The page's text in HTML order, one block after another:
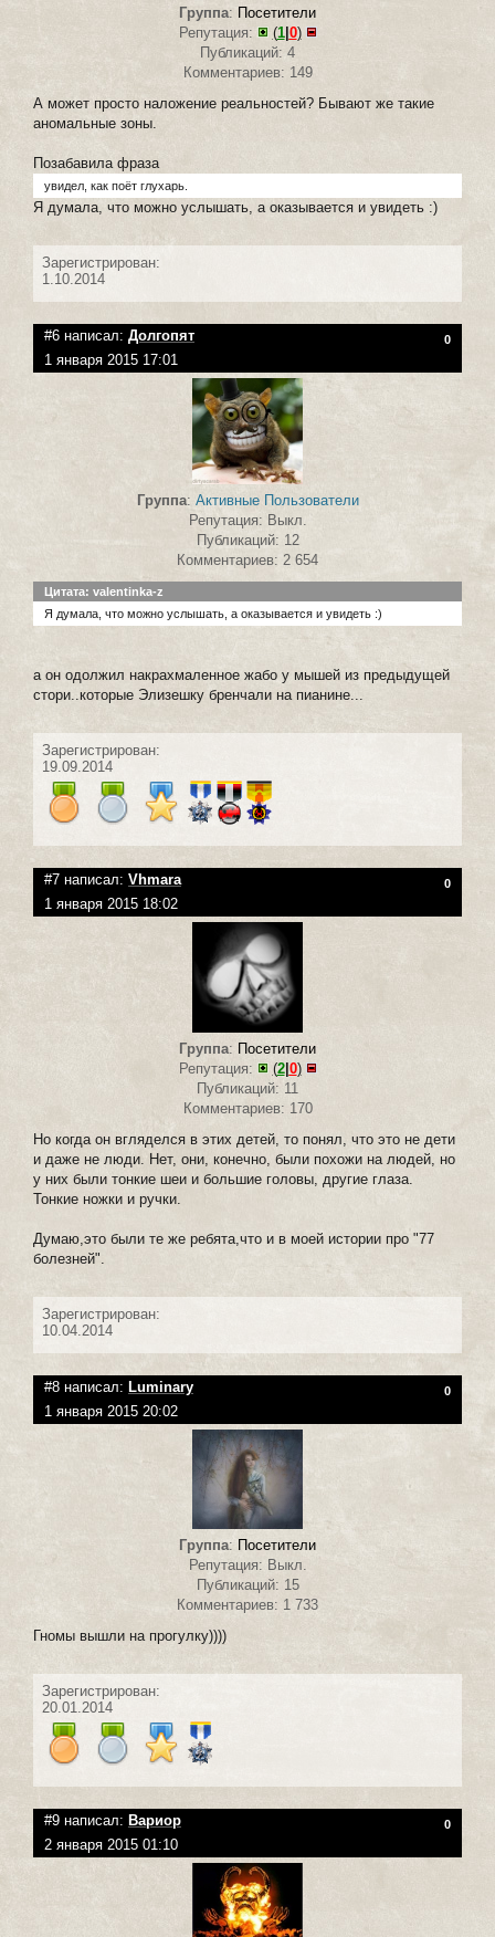
Группа: Посетители
Репутация:
(1| 0)
Публикаций: 4
Комментариев: 149
А может просто наложение реальностей? Бывают же такие
аномальные зоны.
Позабавила фраза
увидел, как поёт глухарь.
Я думала, что можно услышать, а оказывается и увидеть :)
Зарегистрирован:
1.10.2014
#6 написал: Долгопят 0
1 января 2015 17:01
Группа: Активные Пользователи
Репутация: Выкл.
Публикаций: 12
Комментариев: 2 654
Цитата: valentinka-z
Я думала, что можно услышать, а оказывается и увидеть :)
а он одолжил накрахмаленное жабо у мышей из предыдущей
стори..которые Элизешку бренчали на пианине...
Зарегистрирован:
19.09.2014
#7 написал: Vhmara 0
1 января 2015 18:02
Группа: Посетители
Репутация:
(2| 0)
Публикаций: 11
Комментариев: 170
Но когда он вгляделся в этих детей, то понял, что это не дети
и даже не люди. Нет, они, конечно, были похожи на людей, но
у них были тонкие шеи и большие головы, другие глаза.
Тонкие ножки и ручки.
Думаю,это были те же ребята,что и в моей истории про "77
болезней".
Зарегистрирован:
10.04.2014
#8 написал: Luminary 0
1 января 2015 20:02
Группа: Посетители
Репутация: Выкл.
Публикаций: 15
Комментариев: 1 733
Гномы вышли на прогулку))))
Зарегистрирован:
20.01.2014
#9 написал: Вариор 0
2 января 2015 01:10